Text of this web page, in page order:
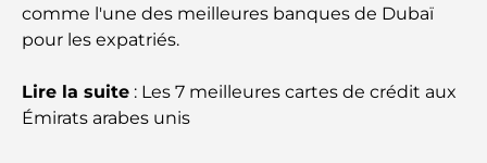
Découvrez Moon Island Dubai : votre guide ultime
À la découverte des sites historiques de Dubaï : un
comme l'une des meilleures banques de Dubaï
pour les expatriés.
Lire la suite : Les 7 meilleures cartes de crédit aux
Émirats arabes unis